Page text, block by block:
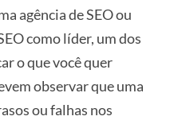
agência de SEO ou
como líder, um dos
o que você quer
observar que uma
ou falhas nos